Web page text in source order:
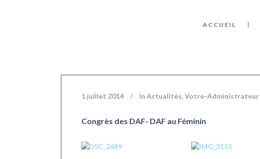
ACCUEIL
1 juillet 2014 In Actualités,Votre-Administrateur
Congrès des DAF- DAF au Féminin